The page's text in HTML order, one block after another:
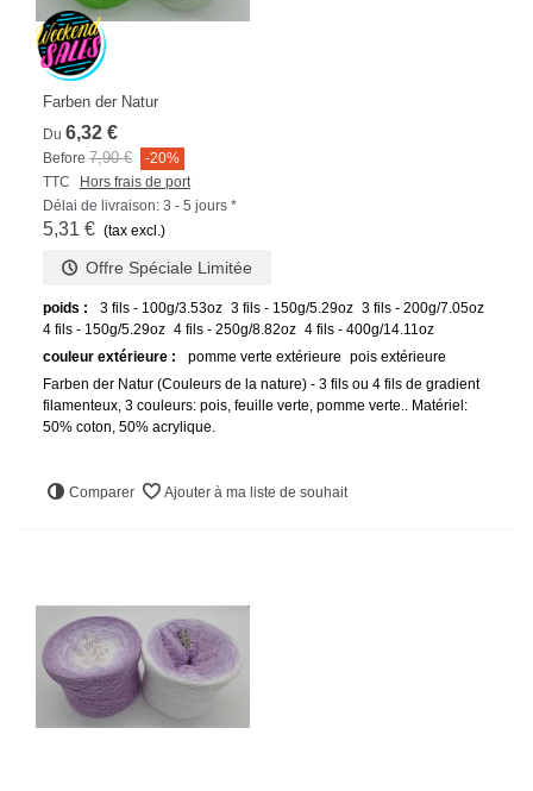
Farben der Natur
Du 6,32 €
Before 7,90 €
-20%
TTC
Hors frais de port
Délai de livraison: 3 - 5 jours *
5,31 € (tax excl.)
Offre Spéciale Limitée
poids : 3 fils - 100g/3.53oz 3 fils - 150g/5.29oz 3 fils - 200g/7.05oz
4 fils - 150g/5.29oz 4 fils - 250g/8.82oz 4 fils - 400g/14.11oz
couleur extérieure :
pomme verte extérieure pois extérieure
Farben der Natur (Couleurs de la nature) - 3 fils ou 4 fils de gradient
filamenteux, 3 couleurs: pois, feuille verte, pomme verte.. Matériel:
50% coton, 50% acrylique.
Comparer Ajouter à ma liste de souhait